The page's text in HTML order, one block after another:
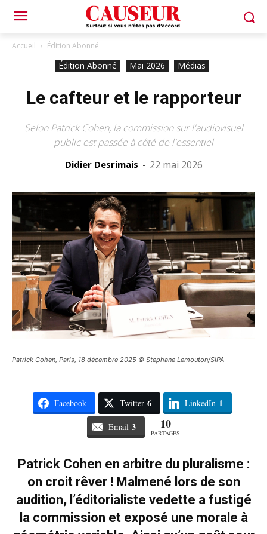
Accueil Édition Abonné
Édition Abonné Mai 2026 Médias
Le cafteur et le rapporteur
Selon Patrick Cohen, la commission sur l'audiovisuel
public est passée à côté de l'essentiel
Didier Desrimais - 22 mai 2026
Patrick Cohen, Paris, 18 décembre 2025 © Stephane Lemouton/SIPA
Facebook Twitter 6 LinkedIn 1
Email 3 10
PARTAGES
Patrick Cohen en arbitre du pluralisme :
on croit rêver ! Malmené lors de son
audition, l’éditorialiste vedette a fustigé
la commission et exposé une morale à